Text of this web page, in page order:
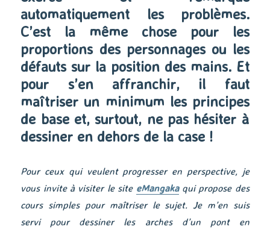
automatiquement les problèmes.
C’est la même chose pour les
proportions des personnages ou les
défauts sur la position des mains. Et
pour s’en affranchir, il faut
maîtriser un minimum les principes
de base et, surtout, ne pas hésiter à
dessiner en dehors de la case !
Pour ceux qui veulent progresser en perspective, je
vous invite à visiter le site eMangaka qui propose des
cours simples pour maîtriser le sujet. Je m’en suis
servi pour dessiner les arches d’un pont en